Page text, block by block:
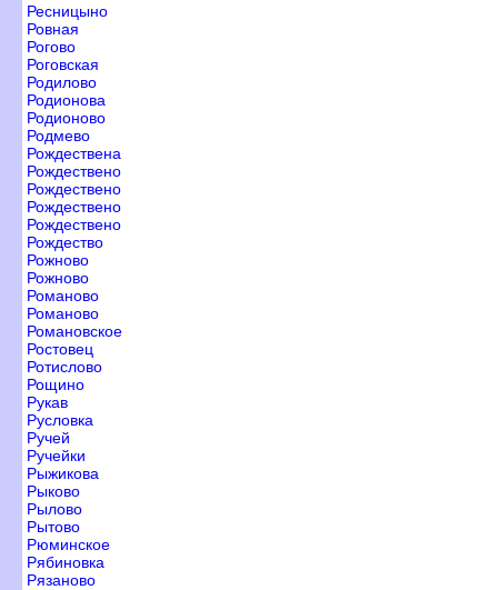
Ресницыно
Ровная
Рогово
Роговская
Родилово
Родионова
Родионово
Родмево
Рождествена
Рождествено
Рождествено
Рождествено
Рождествено
Рождество
Рожново
Рожново
Романово
Романово
Романовское
Ростовец
Ротислово
Рощино
Рука
Русловка
Ручей
Ручейки
Рыжикова
Рыково
Рылово
Рытово
Рюминское
Рябиновка
Рязаново